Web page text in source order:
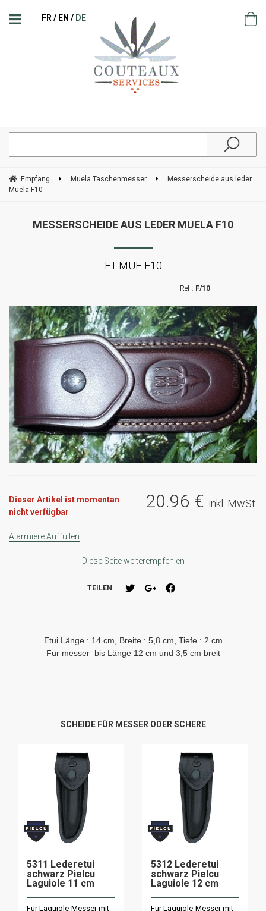
FR EN DE
Empfang Muela Taschenmesser
Messerscheide aus leder
Muela F10
MESSERSCHEIDE AUS LEDER MUELA F10
ET-MUE-F10
F/10
20.96 € inkl. MwSt.
Dieser Artikel ist momentan
nicht verfügbar
Alarmiere Auffüllen
Diese Seite weiterempfehlen
TEILEN
Etui Länge : 14 cm, Breite : 5,8 cm, Tiefe : 2 cm
Für messer bis Länge 12 cm und 3,5 cm breit
SCHEIDE FÜR MESSER ODER SCHERE
5311 Lederetui
schwarz Pielcu
Laguiole 11 cm
Für Laguiole-Messer mit
5312 Lederetui
schwarz Pielcu
Laguiole 12 cm
Für Laguiole-Messer mit